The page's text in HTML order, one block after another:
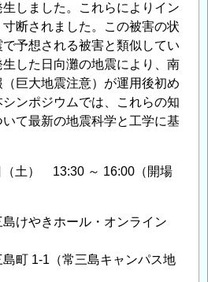
しました。これらによりイン
断されました。この被害の状
予想される被害と類似してい
した日向灘の地震により、南
巨大地震注意）が運用後初め
ンポジウムでは、これらの知
て最新の地震科学と工学に基
（土） 13:30 ～ 16:00（開場
けやきホール・オンライン
1-1（常三島キャンパス地